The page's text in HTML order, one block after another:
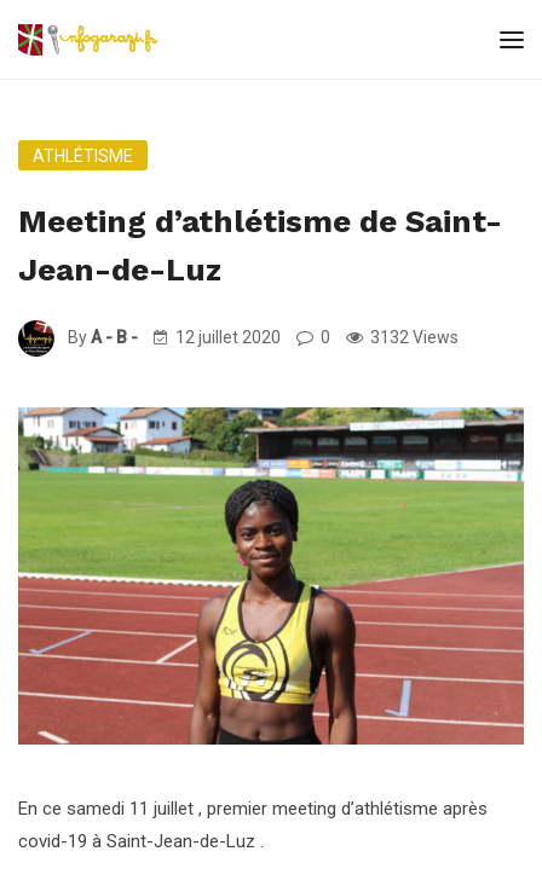
ATHLÉTISME
Meeting d’athlétisme de Saint-
Jean-de-Luz
ByA - B - 12 juillet 2020 0 3132 Views
En ce samedi 11 juillet , premier meeting d’athlétisme après
covid-19 à Saint-Jean-de-Luz .